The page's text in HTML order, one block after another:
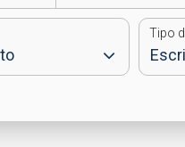
Tipo